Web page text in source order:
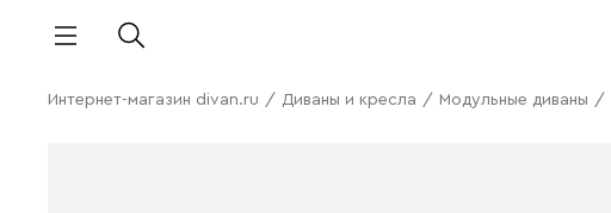
Интернет-магазин divan.ru / Диваны и кресла / Модульные диваны /